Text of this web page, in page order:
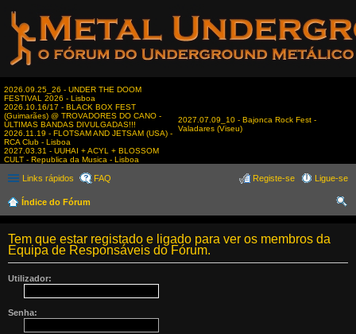
2026.09.25_26 - UNDER THE DOOM
FESTIVAL 2026 - Lisboa
2026.10.16/17 - BLACK BOX FEST
(Guimarães) @ TROVADORES DO CANO -
ÚLTIMAS BANDAS DIVULGADAS!!!
2026.11.19 - FLOTSAM AND JETSAM (USA) -
RCA Club - Lisboa
2027.03.31 - UUHAI + ACYL + BLOSSOM
CULT - Republica da Musica - Lisboa
2027.07.09_10 - Bajonca Rock Fest -
Valadares (Viseu)
Links rápidos FAQ Ligue-se
Registe-se
Índice do Fórum
Tem que estar registado e ligado para ver os membros da
Equipa de Responsáveis do Fórum.
Utilizador:
Senha: